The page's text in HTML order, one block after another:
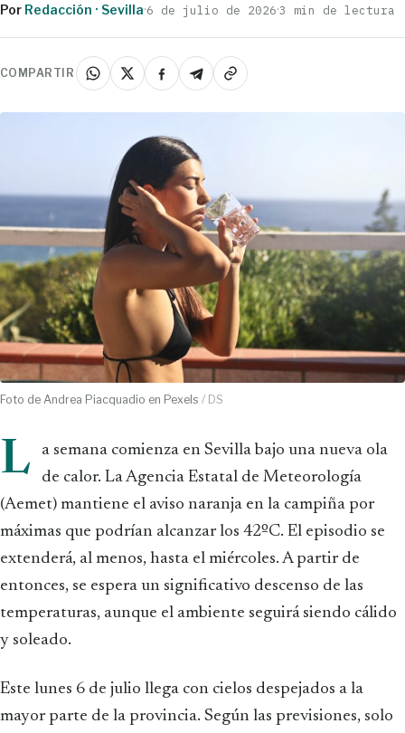
Por Redacción · Sevilla·6 de julio de 2026·3 min de lectura
COMPARTIR
Foto de Andrea Piacquadio en Pexels / DS
L
a semana comienza en Sevilla bajo una nueva ola
de calor. La Agencia Estatal de Meteorología
(Aemet) mantiene el aviso naranja en la campiña por
máximas que podrían alcanzar los 42ºC. El episodio se
extenderá, al menos, hasta el miércoles. A partir de
entonces, se espera un significativo descenso de las
temperaturas, aunque el ambiente seguirá siendo cálido
y soleado.
Este lunes 6 de julio llega con cielos despejados a la
mayor parte de la provincia. Según las previsiones, solo